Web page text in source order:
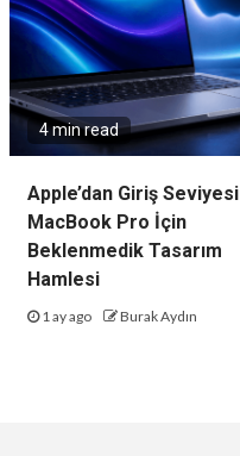
4 min read
Apple’dan Giriş Seviyesi
MacBook Pro İçin
Beklenmedik Tasarım
Hamlesi
1 ay ago Burak Aydın